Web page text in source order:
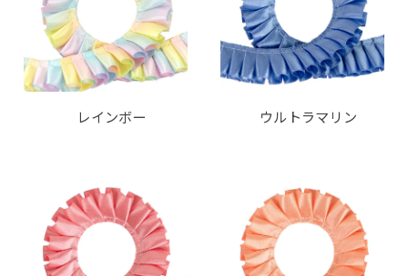
レインボー ウルトラマリン